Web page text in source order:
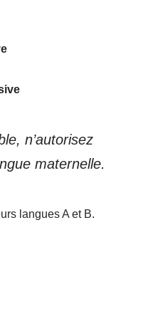
n’autorisez
maternelle.
langues A et B.